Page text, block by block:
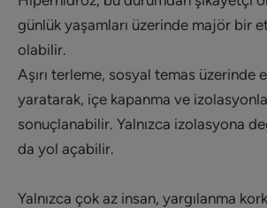
günlük yaşamları üzerinde majör bir
olabilir.
Aşırı terleme, sosyal temas üzerinde
yaratarak, içe kapanma ve
sonuçlanabilir. Yalnızca izolasyona
da yol açabilir.
Yalnızca çok az insan, yargılanma